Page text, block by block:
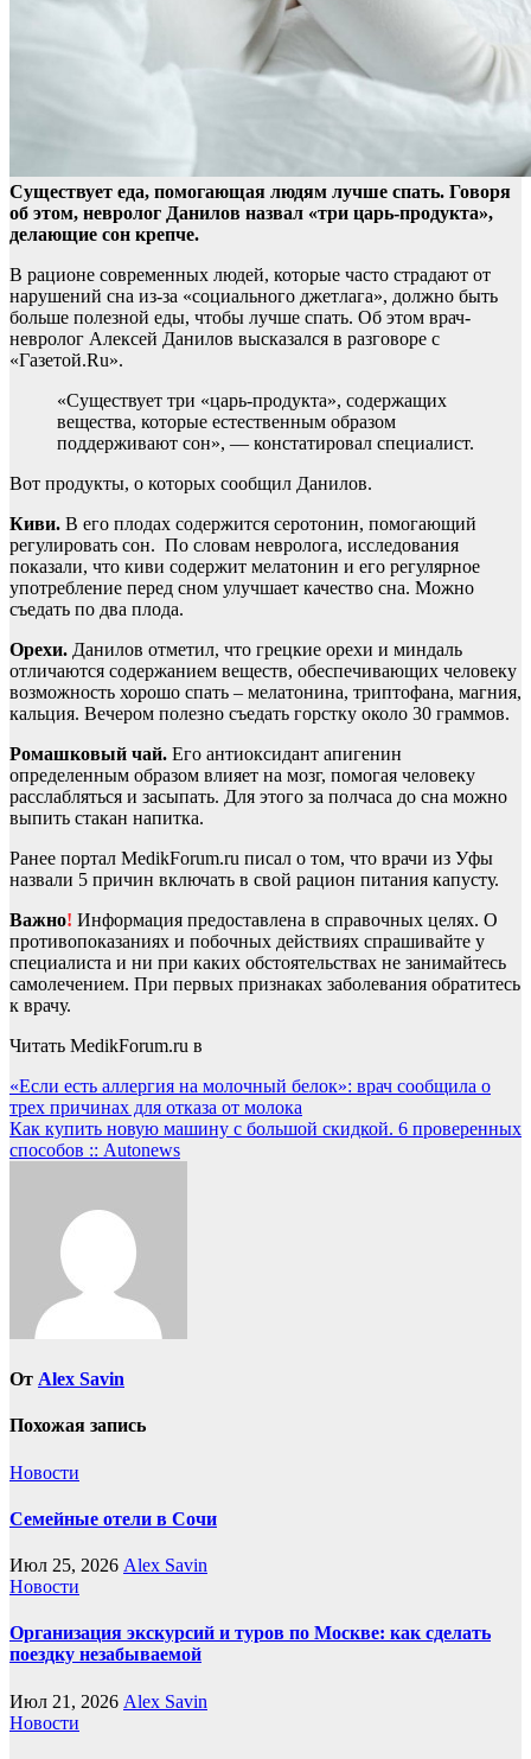
Существует еда, помогающая людям лучше спать. Говоря
об этом, невролог Данилов назвал «три царь-продукта»,
делающие сон крепче.
В рационе современных людей, которые часто страдают от
нарушений сна из-за «социального джетлага», должно быть
больше полезной еды, чтобы лучше спать. Об этом врач-
невролог Алексей Данилов высказался в разговоре с
«Газетой.Ru».
«Существует три «царь-продукта», содержащих
вещества, которые естественным образом
поддерживают сон», — констатировал специалист.
Вот продукты, о которых сообщил Данилов.
Киви. В его плодах содержится серотонин, помогающий
регулировать сон. По словам невролога, исследования
показали, что киви содержит мелатонин и его регулярное
употребление перед сном улучшает качество сна. Можно
съедать по два плода.
Орехи. Данилов отметил, что грецкие орехи и миндаль
отличаются содержанием веществ, обеспечивающих человеку
возможность хорошо спать – мелатонина, триптофана, магния,
кальция. Вечером полезно съедать горстку около 30 граммов.
Ромашковый чай. Его антиоксидант апигенин
определенным образом влияет на мозг, помогая человеку
расслабляться и засыпать. Для этого за полчаса до сна можно
выпить стакан напитка.
Ранее портал MedikForum.ru писал о том, что врачи из Уфы
назвали 5 причин включать в свой рацион питания капусту.
Важно! Информация предоставлена в справочных целях. О
противопоказаниях и побочных действиях спрашивайте у
специалиста и ни при каких обстоятельствах не занимайтесь
самолечением. При первых признаках заболевания обратитесь
к врачу.
Читать MedikForum.ru в
Навигация
по
записям
«Если есть аллергия на молочный белок»: врач сообщила о
трех причинах для отказа от молока
Как купить новую машину с большой скидкой. 6 проверенных
способов :: Autonews
От Alex Savin
Похожая запись
Новости
Семейные отели в Сочи
Июл 25, 2026 Alex Savin
Новости
Организация экскурсий и туров по Москве: как сделать
поездку незабываемой
Июл 21, 2026 Alex Savin
Новости